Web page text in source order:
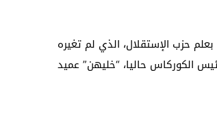
حزب الإستقلال، الذي لم تغيره
الكوركاس حاليا، “خليهن” عميد